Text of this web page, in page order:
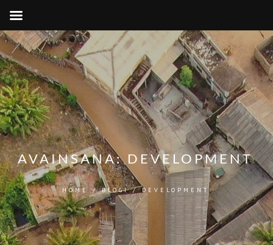
AVAINSANA:DEVELOPMENT
HOME /BLOGI/DEVELOPMENT